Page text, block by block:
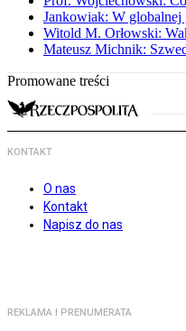
Jankowiak: W globalnej
Witold M. Orłowski:
Mateusz Michnik:
Promowane treści
KONTAKT
O nas
Kontakt
Napisz do nas
REKLAMA I PRENUMERATA